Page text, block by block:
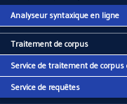
Analyseur syntaxique en ligne
Traitement de corpus
Service de traitement de corpus
Service de requêtes